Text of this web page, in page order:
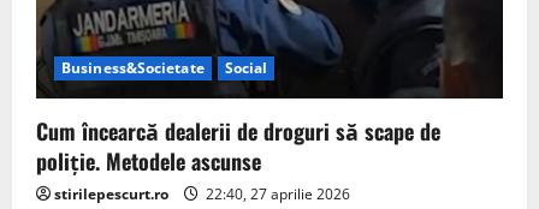
Business&Societate Social
Cum încearcă dealerii de droguri să scape de
poliție. Metodele ascunse
stirilepescurt.ro 22:40, 27 aprilie 2026